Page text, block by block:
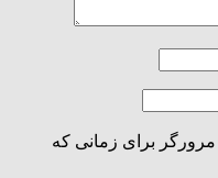
برای زمانی که